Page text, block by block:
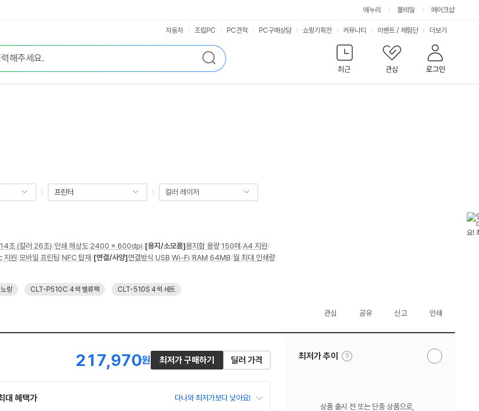
에누리 몰테일
메이크샵
검
색
최근
관심 로그인
자동차 조립PC PC견적 PC구매상담 쇼핑기획전 커뮤니티 이벤트 / 체험단 서
비
스
더보기
프린터 컬러 레이저
14초 (컬러 26초)/인쇄 해상도:2400 x 600dpi/[용지/소모품]용지함 용량:150매 /A4 지원/
지원/모바일 프린팅/NFC 탑재 /[연결/사양]연결방식 :USB Wi-Fi/RAM:64MB/월 최대 인쇄량:
랑 CLT-P510C 4색 밸류팩 CLT-510S 4색 세트
관심 공유 신고 인쇄
217,970원 최저가 구매하기 딜러 가격
대 혜택가 다나와 최저가보다 낮아요!
최저가 추이
툴
팁
알
상품 출시 전 또는 단종 상품으로,